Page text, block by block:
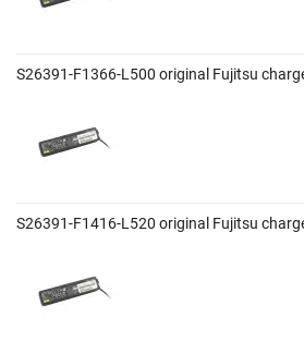
S26391-F1366-L500 original Fujitsu
S26391-F1416-L520 original Fujitsu